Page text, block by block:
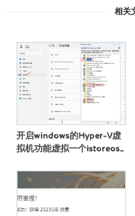
相关
开启windows的Hyper-V虚
拟机功能虚拟一个istoreos